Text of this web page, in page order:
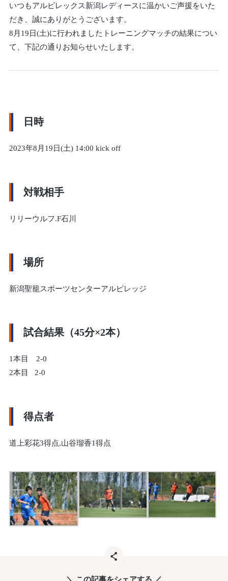
いつもアルビレックス新潟レディースに温かいご声援をいた
だき、誠にありがとうございます。
8月19日(土)に行われましたトレーニングマッチの結果につい
て、下記の通りお知らせいたします。
日時
2023年8月19日(土) 14:00 kick off
対戦相手
リリーウルフ.F石川
場所
新潟聖籠スポーツセンターアルビレッジ
試合結果（45分×2本）
1本目 2-0
2本目 2-0
得点者
道上彩花3得点,山谷瑠香1得点